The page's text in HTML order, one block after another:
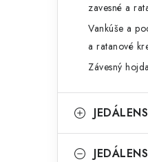
zavesné a
Vankúše a
a ratanové
Závesný